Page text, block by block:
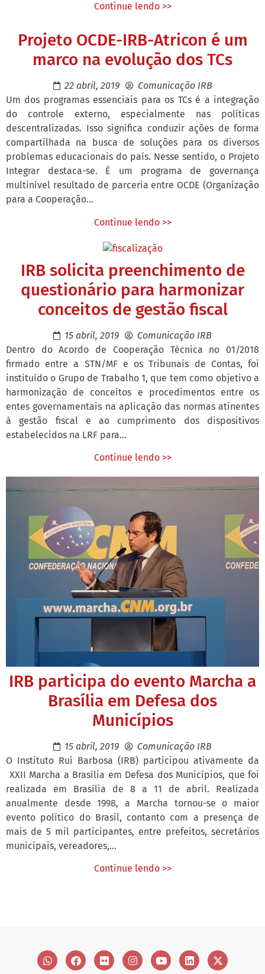
Continue lendo >>
Projeto OCDE-IRB-Atricon é um
marco na evolução dos TCs
22 abril, 2019
Comunicação IRB
Um dos programas essenciais para os TCs é a integração
do controle externo, especialmente nas políticas
descentralizadas. Isso significa conduzir ações de forma
compartilhada na busca de soluções para os diversos
problemas educacionais do país. Nesse sentido, o Projeto
Integrar destaca-se. É um programa de governança
multinível resultado de parceria entre OCDE (Organização
para a Cooperação...
Continue lendo >>
IRB solicita preenchimento de
questionário para harmonizar
conceitos de gestão fiscal
15 abril, 2019
Comunicação IRB
Dentro do Acordo de Cooperação Técnica no 01/2018
firmado entre a STN/MF e os Tribunais de Contas, foi
instituído o Grupo de Trabalho 1, que tem como objetivo a
harmonização de conceitos e procedimentos entre os
entes governamentais na aplicação das normas atinentes
à gestão fiscal e ao cumprimento dos dispositivos
estabelecidos na LRF para...
Continue lendo >>
IRB participa do evento Marcha a
Brasília em Defesa dos
Municípios
15 abril, 2019
Comunicação IRB
O Instituto Rui Barbosa (IRB) participou ativamente da
XXII Marcha a Brasília em Defesa dos Municípios, que foi
realizada em Brasília de 8 a 11 de abril. Realizada
anualmente desde 1998, a Marcha tornou-se o maior
evento político do Brasil, contanto com a presença de
mais de 5 mil participantes, entre prefeitos, secretários
municipais, vereadores,...
Continue lendo >>